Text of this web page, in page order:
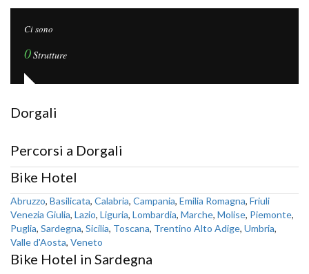
Ci sono
0Strutture
Dorgali
Percorsi a Dorgali
Bike Hotel
Abruzzo, Basilicata, Calabria, Campania, Emilia Romagna, Friuli
Venezia Giulia, Lazio, Liguria, Lombardia, Marche, Molise, Piemonte,
Puglia, Sardegna, Sicilia, Toscana, Trentino Alto Adige, Umbria,
Valle d'Aosta, Veneto
Bike Hotel in Sardegna